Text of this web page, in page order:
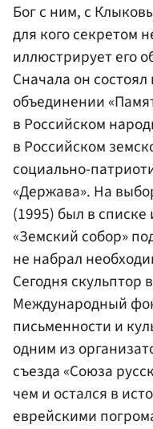
Бог с ним, с
для кого секретом
иллюстрирует его
Сначала он
объединении
в Российском
в Российском
социально-
«Держава». На
(1995) был в списке
«Земский собор»
не набрал
Сегодня скульптор
Международный
письменности и
одним из
съезда «Союза
чем и остался в
еврейскими